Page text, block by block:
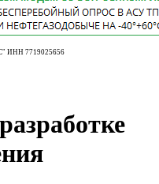
ИНН 7719025656